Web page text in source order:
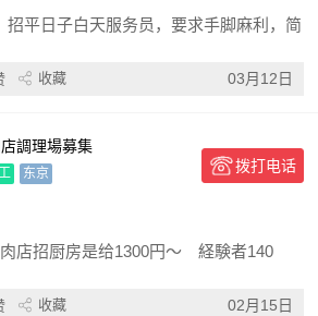
招平日子白天服务员，要求手脚麻利，简
收藏 03月12日
調理場募集
东京 拨打电话
店招厨房是给1300円～ 経験者140
收藏 02月15日